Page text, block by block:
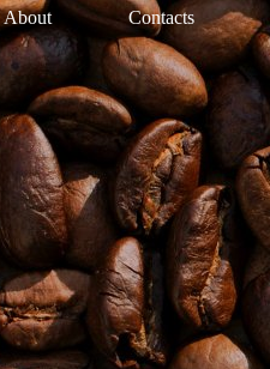
About Contacts